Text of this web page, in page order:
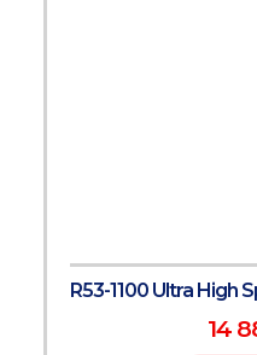
R53-1100 Ultra High
14